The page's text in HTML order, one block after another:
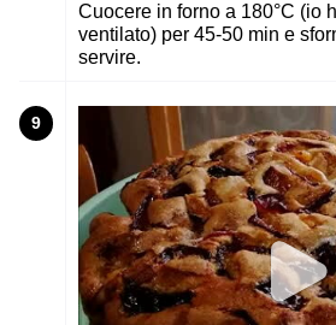
Cuocere in forno a 180°C (io
ventilato) per 45-50 min e
servire.
9